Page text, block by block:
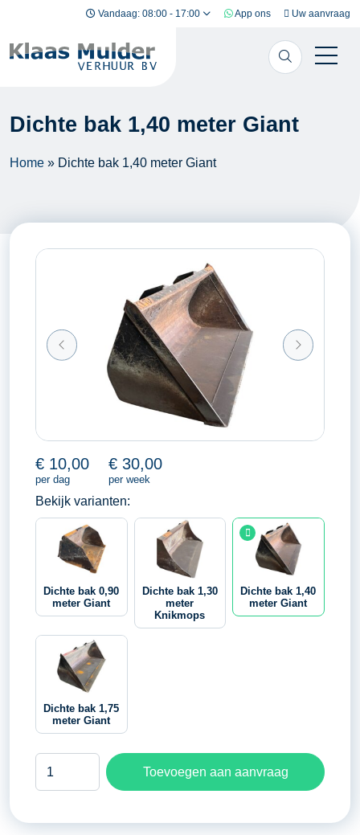
Ga naar inhoud Vandaag: 08:00 - 17:00 App ons Uw aanvraag
Dichte bak 1,40 meter Giant
Home » Dichte bak 1,40 meter Giant
€ 10,00
per dag
€ 30,00
per week
Bekijk varianten:
Dichte bak 0,90
meter Giant
Dichte bak 1,30
meter
Knikmops
Dichte bak 1,40
meter Giant
Dichte bak 1,75
meter Giant
meter
Toevoegen aan aanvraag